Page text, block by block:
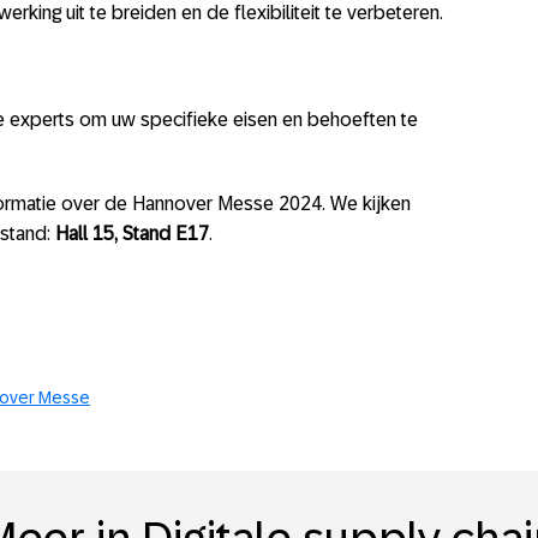
uit te breiden en de flexibiliteit te verbeteren.
experts om uw specifieke eisen en behoeften te
over de Hannover Messe 2024. We kijken
Hall 15, Stand E17.
Messe